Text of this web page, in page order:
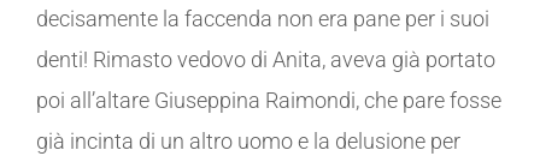
decisamente la faccenda non era pane per i suoi
denti! Rimasto vedovo di Anita, aveva già portato
poi all’altare Giuseppina Raimondi, che pare fosse
già incinta di un altro uomo e la delusione per